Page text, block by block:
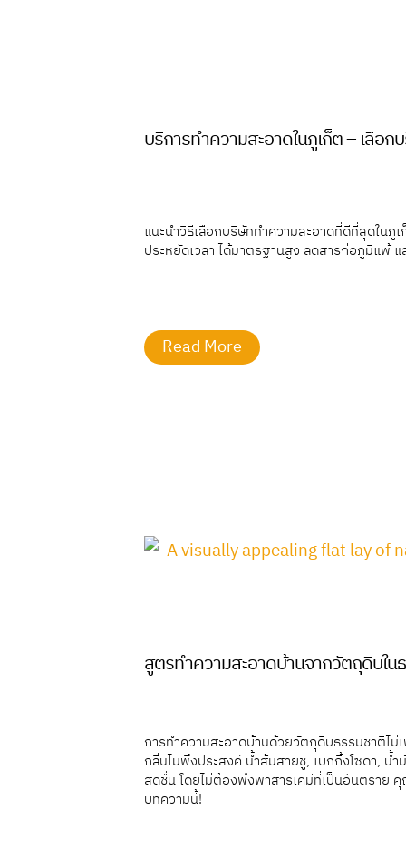
บริการทำความสะอาดในภูเก็ต – เลื
แนะนำวิธีเลือกบริษัททำความสะอาดที่ดีที่สุดใน
ประหยัดเวลา ได้มาตรฐานสูง ลดสารก่อภูมิแพ้
Read More
สูตรทำความสะอาดบ้านจากวัตถุดิบใน
การทำความสะอาดบ้านด้วยวัตถุดิบธรรมชาติไ
กลิ่นไม่พึงประสงค์ น้ำส้มสายชู, เบกกิ้งโซดา, น้
สดชื่น โดยไม่ต้องพึ่งพาสารเคมีที่เป็นอันตราย
บทความนี้!